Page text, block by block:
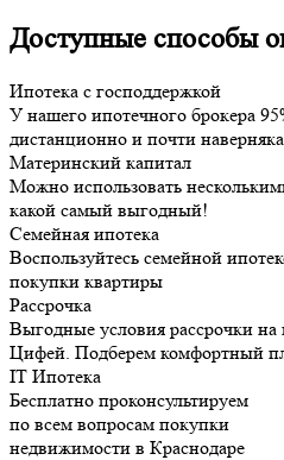
Доступные способы
Ипотека с господдержкой
У нашего ипотечного брокера
дистанционно и почти
Материнский капитал
Можно использовать
какой самый выгодный!
Семейная ипотека
Воспользуйтесь семейной
покупки квартиры
Рассрочка
Выгодные условия рассрочки на
Цифей. Подберем комфортный
IT Ипотека
Бесплатно проконсультируем
по всем вопросам покупки
недвижимости в Краснодаре